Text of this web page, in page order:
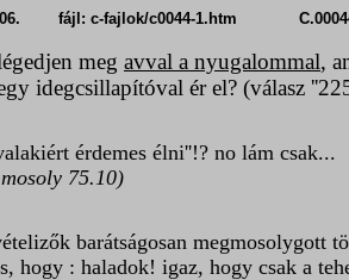
fájl: c-fajlok/c0044-1.htm
meg avval a nyugalommal,
idegcsillapítóval ér el? (válasz
érdemes élni''!? no lám csak...
75.10)
barátságosan megmosolygott
hogy : haladok! igaz, hogy csak a